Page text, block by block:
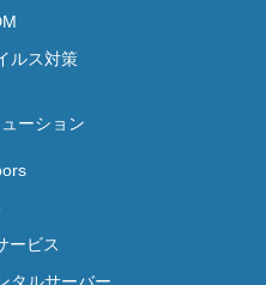
ルス対策
ーション
ービス